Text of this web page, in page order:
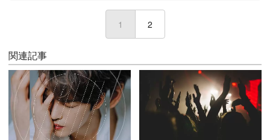
1 (current)
2
関連記事